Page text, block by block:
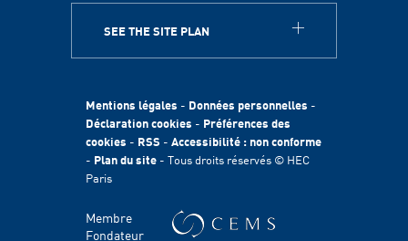
SEE THE SITE PLAN
A PROPOS
Egalité des chances
Fondation HEC
International
Durabilité
Témoignages
HEC Talents
Contacts Presse & Communication
Mentions légales - Données personnelles -
Déclaration cookies - Préférences des
cookies - RSS - Accessibilité : non conforme
- Plan du site - Tous droits réservés © HEC
Paris
Membre
Fondateur